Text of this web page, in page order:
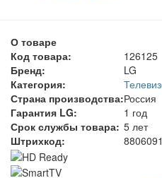
О товаре
Код товара:
126125
Бренд:
LG
Категория:
Страна производства:Россия
Гарантия LG:
1 год
Срок службы товара: 5 лет
Штрихкод: